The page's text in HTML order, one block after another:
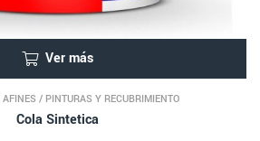
Ver más
AFINES / PINTURAS Y RECUBRIMIENTO
Cola Sintetica